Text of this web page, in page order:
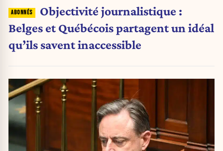
Objectivité journalistique :
Belges et Québécois partagent un idéal
qu’ils savent inaccessible